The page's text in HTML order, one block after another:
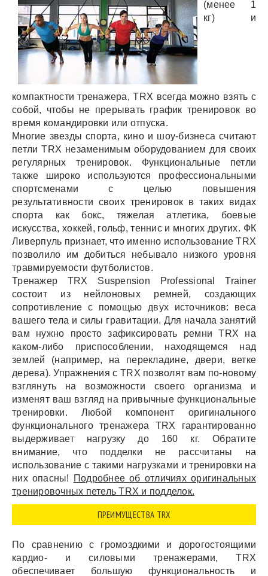
(менее 1
кг) и
компактности тренажера, TRX всегда можно взять с
собой, чтобы не прерывать график тренировок во
время командировки или отпуска.
Многие звезды спорта, кино и шоу-бизнеса считают
петли TRX незаменимым оборудованием для своих
регулярных тренировок. Функциональные петли
также широко используются профессиональными
спортсменами с целью повышения
результативности своих тренировок в таких видах
спорта как бокс, тяжелая атлетика, боевые
искусства, хоккей, гольф, теннис и многих других. ФК
Ливерпуль признает, что именно использование TRX
позволило им добиться небывало низкого уровня
травмируемости футболистов.
Тренажер TRX Suspension Professional Trainer
состоит из нейлоновых ремней, создающих
сопротивление с помощью двух источников: веса
вашего тела и силы гравитации. Для начала занятий
вам нужно просто зафиксировать ремни TRX на
каком-либо приспособлении, находящемся над
землей (например, на перекладине, двери, ветке
дерева). Упражнения с TRX позволят вам по-новому
взглянуть на возможности своего организма и
изменят ваш взгляд на привычные функциональные
тренировки. Любой компонент оригинального
функционального тренажера TRX гарантированно
выдерживает нагрузку до 160 кг. Обратите
внимание, что подделки не рассчитаны на
использование с такими нагрузками и тренировки на
них опасны!
Подробнее об отличиях оригинальных
тренировочных петель TRX и подделок.
ПРЕИМУЩЕСТВА TRX
По сравнению с громоздкими и дорогостоящими
кардио- и силовыми тренажерами, TRX
обеспечивает большую функциональность и